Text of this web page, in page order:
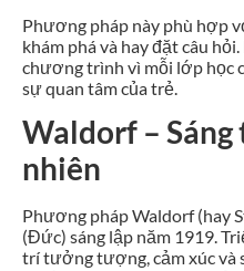
Phương pháp này phù hợp
khám phá và hay đặt câu
chương trình vì mỗi lớp học
sự quan tâm của trẻ.
Waldorf –
nhiên
Phương pháp Waldorf (hay
(Đức) sáng lập năm 1919.
trí tưởng tượng, cảm xúc và